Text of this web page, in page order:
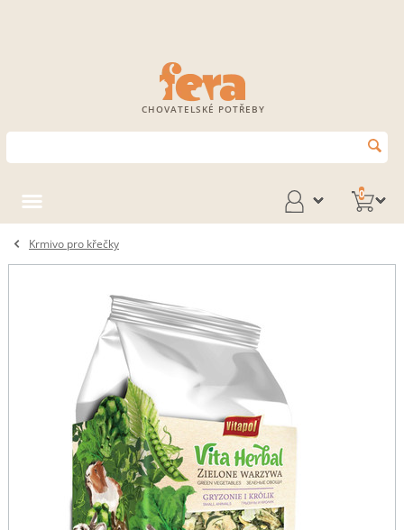
CHOVATELSKÉ POTŘEBY
0
Krmivo pro křečky